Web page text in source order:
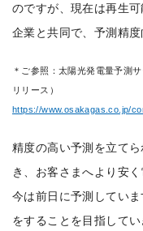
のですが、現在は再生
企業と共同で、予測精
＊ご参照：太陽光発電量予測
リリース）
https://www.osakagas.co.jp/
精度の高い予測を立て
き、お客さまへより安
今は前日に予測してい
をすることを目指してい